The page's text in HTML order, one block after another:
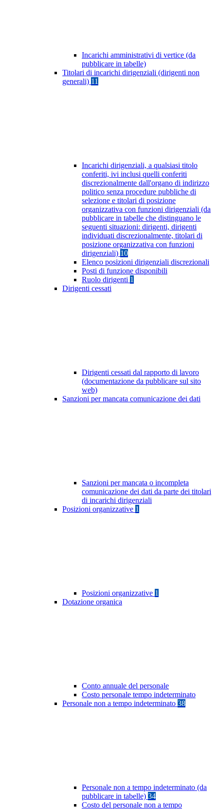
Incarichi amministrativi di vertice (da
pubblicare in tabelle)
Titolari di incarichi dirigenziali (dirigenti non
generali) 11
Incarichi dirigenziali, a qualsiasi titolo
conferiti, ivi inclusi quelli conferiti
discrezionalmente dall'organo di indirizzo
politico senza procedure pubbliche di
selezione e titolari di posizione
organizzativa con funzioni dirigenziali (da
pubblicare in tabelle che distinguano le
seguenti situazioni: dirigenti, dirigenti
individuati discrezionalmente, titolari di
posizione organizzativa con funzioni
dirigenziali) 10
Elenco posizioni dirigenziali discrezionali
Posti di funzione disponibili
Ruolo dirigenti 1
Dirigenti cessati
Dirigenti cessati dal rapporto di lavoro
(documentazione da pubblicare sul sito
web)
Sanzioni per mancata comunicazione dei dati
Sanzioni per mancata o incompleta
comunicazione dei dati da parte dei titolari
di incarichi dirigenziali
Posizioni organizzative 1
Posizioni organizzative 1
Dotazione organica
Conto annuale del personale
Costo personale tempo indeterminato
Personale non a tempo indeterminato 38
Personale non a tempo indeterminato (da
pubblicare in tabelle) 34
Costo del personale non a tempo